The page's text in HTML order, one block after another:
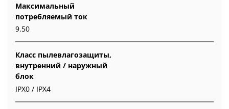
Максимальный
потребляемый ток
9.50
Класс пылевлагозащиты,
внутренний / наружный
блок
IPX0 / IPX4